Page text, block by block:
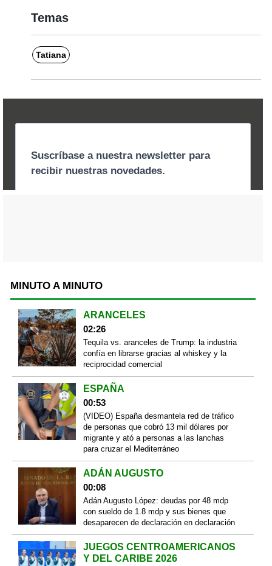
Temas
Tatiana
MINUTO A MINUTO
ARANCELES
02:26
Tequila vs. aranceles de Trump: la industria
confía en librarse gracias al whiskey y la
reciprocidad comercial
ESPAÑA
00:53
(VIDEO) España desmantela red de tráfico
de personas que cobró 13 mil dólares por
migrante y ató a personas a las lanchas
para cruzar el Mediterráneo
ADÁN AUGUSTO
00:08
Adán Augusto López: deudas por 48 mdp
con sueldo de 1.8 mdp y sus bienes que
desaparecen de declaración en declaración
JUEGOS CENTROAMERICANOS
Y DEL CARIBE 2026